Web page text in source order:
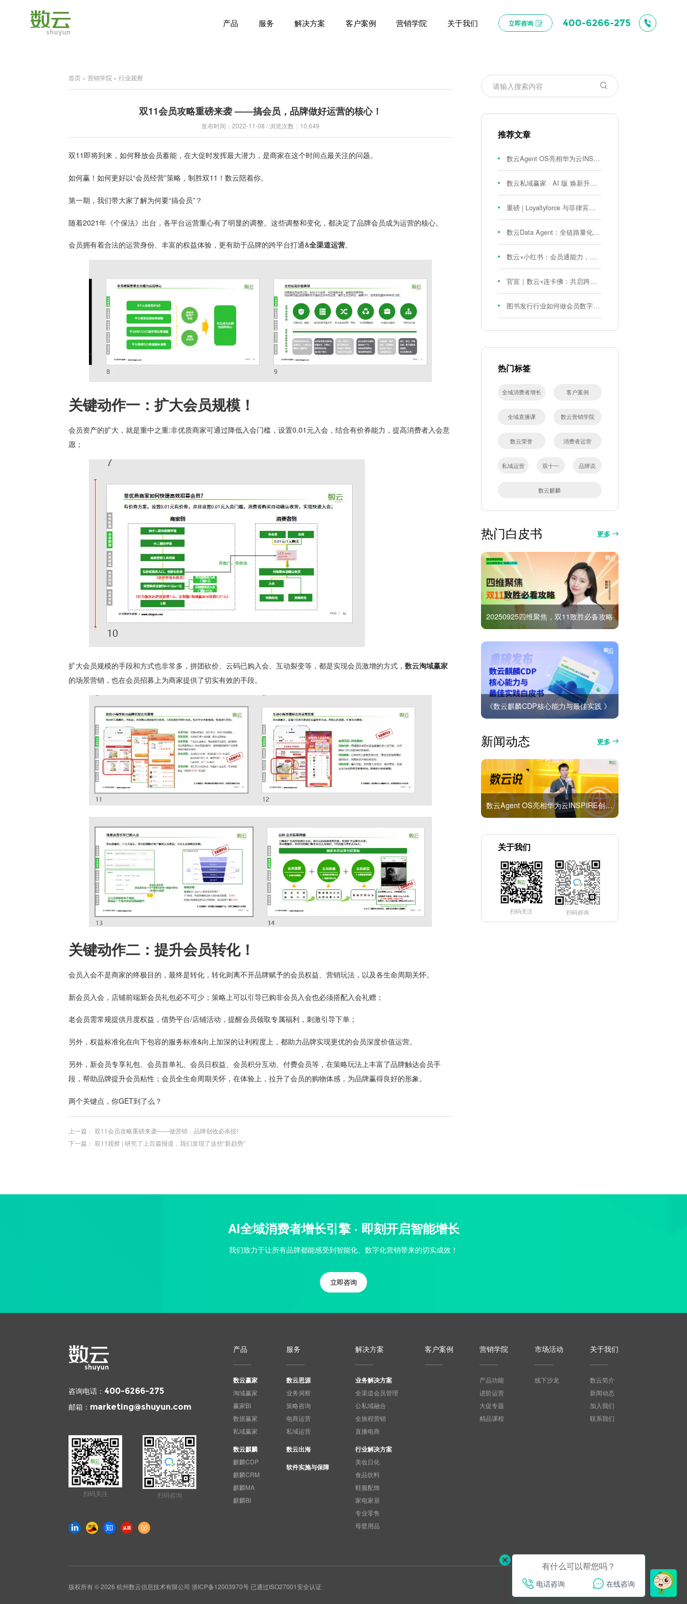
产品 服务 解决方案 客户案例 营销学院 关于我们 立即咨询 400-6266-275
首页 »营销学院 »行业观察
双11会员攻略重磅来袭 ——搞会员，品牌做好运营的核心！
发布时间：2022-11-08 / 浏览次数：10,649
双11即将到来，如何释放会员蓄能，在大促时发挥最大潜力，是商家在这个时间点最关注的问题。
如何赢！如何更好以“会员经营”策略，制胜双11！数云陪着你。
第一期，我们带大家了解为何要“搞会员”？
随着2021年《个保法》出台，各平台运营重心有了明显的调整。这些调整和变化，都决定了品牌会员成为运营的核心。
会员拥有着合法的运营身份、丰富的权益体验，更有助于品牌的跨平台打通&全渠道运营。
关键动作一：扩大会员规模！
会员资产的扩大，就是重中之重:非优质商家可通过降低入会门槛，设置0.01元入会，结合有价券能力，提高消费者入会意
愿；
扩大会员规模的手段和方式也非常多，拼团砍价、云码已购入会、互动裂变等，都是实现会员激增的方式，数云淘域赢家
的场景营销，也在会员招募上为商家提供了切实有效的手段。
关键动作二：提升会员转化！
会员入会不是商家的终极目的，最终是转化，转化则离不开品牌赋予的会员权益、营销玩法，以及各生命周期关怀。
新会员入会，店铺前端新会员礼包必不可少；策略上可以引导已购非会员入会也必须搭配入会礼赠；
老会员需常规提供月度权益，借势平台/店铺活动，提醒会员领取专属福利，刺激引导下单；
另外，权益标准化在向下包容的服务标准&向上加深的让利程度上，都助力品牌实现更优的会员深度价值运营。
另外，新会员专享礼包、会员首单礼、会员日权益、会员积分互动、付费会员等，在策略玩法上丰富了品牌触达会员手
段，帮助品牌提升会员粘性；会员全生命周期关怀，在体验上，拉升了会员的购物体感，为品牌赢得良好的形象。
两个关键点，你GET到了么？
上一篇：双11会员攻略重磅来袭——做营销，品牌创收必杀技!
下一篇：双11观察 | 研究了上百篇报道，我们发现了这些“新趋势”
推荐文章
数云Agent OS亮相华为云INSPIRE创想者大会：以AI重构消费者运营与零售营销新范式
数云私域赢家 · AI 版 焕新升级！
重磅 | Loyaltyforce 与菲律宾零售巨头 SM 集团达成战略合作，携手开启 SMAC 会员数智化运营新征程
数云Data Agent：全链路量化评测体系，炼就零售数据分析精准力
数云×小红书：会员通能力，重磅发布！
官宣｜数云×连卡佛：共启跨境会员运营新征程，重塑消费联结新体验
图书发行行业如何做会员数字化?河南新华书店给打了个样！
热门标签
全域消费者增长 客户案例
全域直播课 数云营销学院
数云荣誉 消费者运营
私域运营 双十一 品牌说
数云麒麟
热门白皮书 更多
20250925四维聚焦，双11致胜必备攻略
《数云麒麟CDP核心能力与最佳实践 》
新闻动态 更多
数云Agent OS亮相华为云INSPIRE创想者大会：以AI重构消费者运营与零售营销新范式
关于我们
扫码关注 扫码咨询
AI全域消费者增长引擎 · 即刻开启智能增长
我们致力于让所有品牌都能感受到智能化、数字化营销带来的切实成效！
立即咨询
咨询电话： 400-6266-275
邮箱： marketing@shuyun.com
扫码关注 扫码咨询
产品
数云赢家
淘域赢家
赢家BI
数据赢家
私域赢家
数云麒麟
麒麟CDP
麒麟CRM
麒麟MA
麒麟BI
服务
数云思源
业务洞察
策略咨询
电商运营
私域运营
数云出海
软件实施与保障
解决方案
业务解决方案
全渠道会员管理
公私域融合
全旅程营销
直播电商
行业解决方案
美妆日化
食品饮料
鞋服配饰
家电家居
专业零售
母婴用品
客户案例 营销学院
产品功能
进阶运营
大促专题
精品课程
市场活动
线下沙龙
关于我们
数云简介
新闻动态
加入我们
联系我们
版权所有 © 2026 杭州数云信息技术有限公司浙ICP备12003970号 已通过ISO27001安全认证
有什么可以帮您吗？
电话咨询 在线咨询